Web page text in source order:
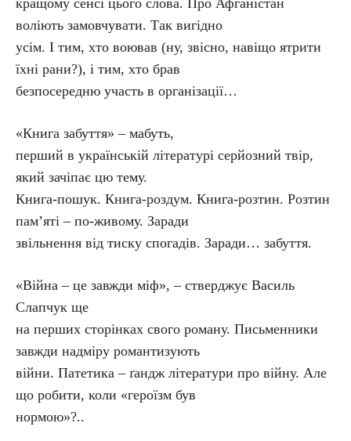
кращому сенсі цього слова. Про Афганістан
воліють замовчувати. Так вигідно
усім. І тим, хто воював (ну, звісно, навіщо ятрити
їхні рани?), і тим, хто брав
безпосередню участь в організації…
«Книга забуття» – мабуть,
перший в українській літературі серйозний твір,
який зачіпає цю тему.
Книга-пошук. Книга-роздум. Книга-розтин. Розтин
пам’яті – по-живому. Заради
звільнення від тиску спогадів. Заради… забуття.
«Війна – це завжди міф», – стверджує Василь
Слапчук ще
на перших сторінках свого роману. Письменники
завжди надміру романтизують
війни. Патетика – ґандж літератури про війну. Але
що робити, коли «героїзм був
нормою»?..